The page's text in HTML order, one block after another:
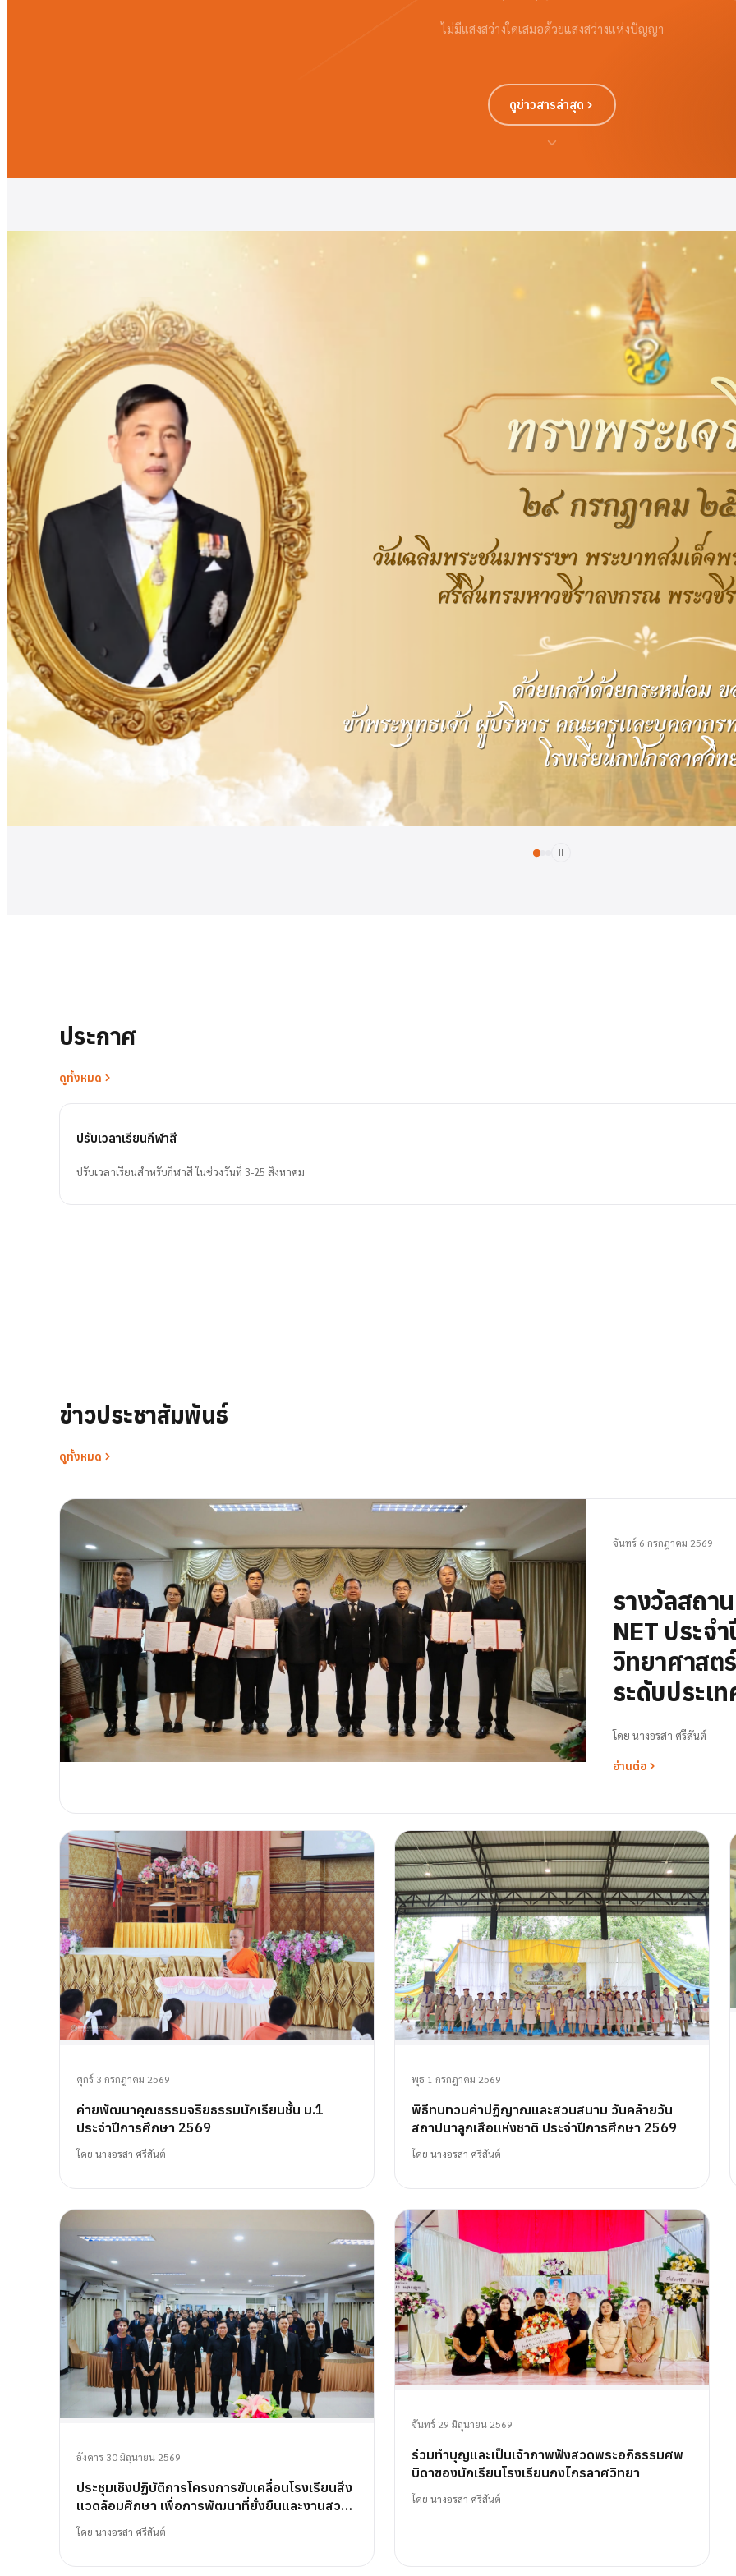
ไม่มีแสงสว่างใดเสมอด้วยแสงสว่างแห่งปัญญา
ดูข่าวสารล่าสุด
ประกาศ
ดูทั้งหมด
ปรับเวลาเรียนกีฬาสี
ปรับเวลาเรียนสำหรับกีฬาสี ในช่วงวันที่ 3-25 สิงหาคม
ข่าวประชาสัมพันธ์
ดูทั้งหมด
จันทร์ 6 กรกฎาคม 2569
รางวัลสถา
NET ประจ
วิทยาศาสต
ระดับประเ
โดย นางอรสา ศรีสันต์
อ่านต่อ
ศุกร์ 3 กรกฎาคม 2569
ค่ายพัฒนาคุณธรรมจริยธรรมนักเรียนชั้น ม.1
ประจำปีการศึกษา 2569
โดย นางอรสา ศรีสันต์
พุธ 1 กรกฎาคม 2569
พิธีทบทวนคำปฏิญาณและสวนสนาม วันคล้ายวัน
สถาปนาลูกเสือแห่งชาติ ประจำปีการศึกษา 2569
โดย นางอรสา ศรีสันต์
อังคาร 30 มิถุนายน 2569
ประชุมเชิงปฏิบัติการโครงการขับเคลื่อนโรงเรียนสิ่ง
แวดล้อมศึกษา เพื่อการพัฒนาที่ยั่งยืนและงานสวน
พฤกษศาสตร์โรงเรียน
โดย นางอรสา ศรีสันต์
จันทร์ 29 มิถุนายน 2569
ร่วมทำบุญและเป็นเจ้าภาพฟังสวดพระอภิธรรมศพ
บิดาของนักเรียนโรงเรียนกงไกรลาศวิทยา
โดย นางอรสา ศรีสันต์